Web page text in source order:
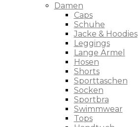
Damen
Caps
Schuhe
Jacke & Hoodies
Leggings
Lange Ärmel
Hosen
Shorts
Sporttaschen
Socken
Sportbra
Swimmwear
Tops